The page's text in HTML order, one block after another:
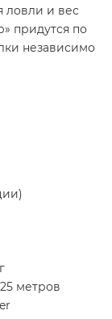
ловли и вес
придутся по
независимо
метров